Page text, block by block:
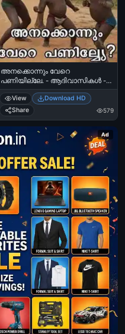
അനക്കൊന്നും വേറെ
പണിയില്ലേ. - ആദിവാസികള്‍ -
Anakkonnum Vere Paniyille -
Adhivasi Tribes
View
Download HD
Share
579
Ad